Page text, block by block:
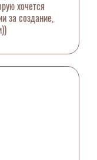
хочется
за создание,